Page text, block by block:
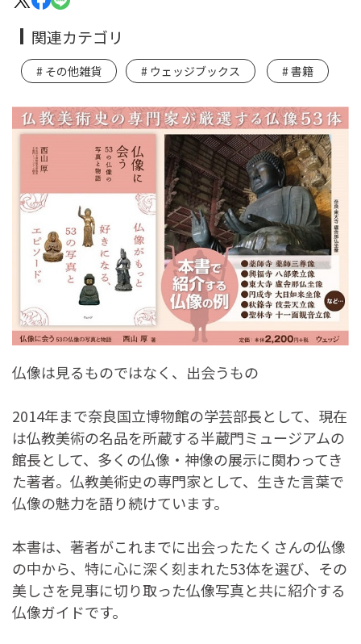
仏像は見るものではなく、出会うもの
2014年まで奈良国立博物館の学芸部長として、現在
は仏教美術の名品を所蔵する半蔵門ミュージアムの
館長として、多くの仏像・神像の展示に関わってき
た著者。仏教美術史の専門家として、生きた言葉で
仏像の魅力を語り続けています。
本書は、著者がこれまでに出会ったたくさんの仏像
の中から、特に心に深く刻まれた53体を選び、その
美しさを見事に切り取った仏像写真と共に紹介する
仏像ガイドです。
関連カテゴリ
その他雑貨 ウェッジブックス 書籍